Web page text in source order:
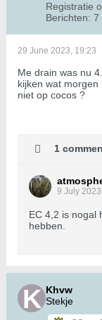
Registratie
Berichten: 7
29 June 2023, 19:23
Me drain was nu
kijken wat
niet op cocos ?
1
9 July
EC 4,2 is nogal
hebben.
Khvw
Stekje